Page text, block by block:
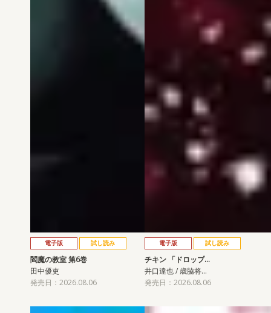
電子版 試し読み
閻魔の教室 第6巻
田中優吏
発売日：2026.08.06
電子版 試し読み
チキン 「ドロップ…
井口達也 / 歳脇将…
発売日：2026.08.06